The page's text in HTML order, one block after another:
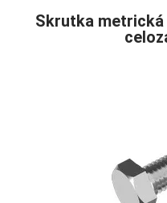
Skrutka metrická